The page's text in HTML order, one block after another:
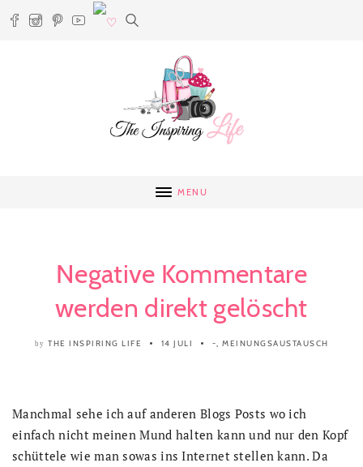
MENU
Negative Kommentare
werden direkt gelöscht
by THE INSPIRING LIFE 14 JULI -, MEINUNGSAUSTAUSCH
Manchmal sehe ich auf anderen Blogs Posts wo ich
einfach nicht meinen Mund halten kann und nur den Kopf
schüttele wie man sowas ins Internet stellen kann. Da